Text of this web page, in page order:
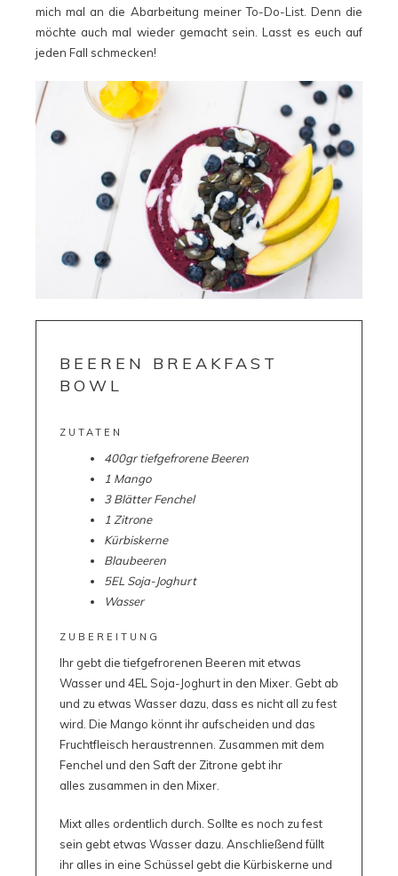
mich mal an die Abarbeitung meiner To-Do-List. Denn die
möchte auch mal wieder gemacht sein. Lasst es euch auf
jeden Fall schmecken!
BEEREN BREAKFAST
BOWL
ZUTATEN
400gr tiefgefrorene Beeren
1 Mango
3 Blätter Fenchel
1 Zitrone
Kürbiskerne
Blaubeeren
5EL Soja-Joghurt
Wasser
ZUBEREITUNG
Ihr gebt die tiefgefrorenen Beeren mit etwas
Wasser und 4EL Soja-Joghurt in den Mixer. Gebt ab
und zu etwas Wasser dazu, dass es nicht all zu fest
wird. Die Mango könnt ihr aufscheiden und das
Fruchtfleisch heraustrennen. Zusammen mit dem
Fenchel und den Saft der Zitrone gebt ihr
alles zusammen in den Mixer.
Mixt alles ordentlich durch. Sollte es noch zu fest
sein gebt etwas Wasser dazu. Anschließend füllt
ihr alles in eine Schüssel gebt die Kürbiskerne und